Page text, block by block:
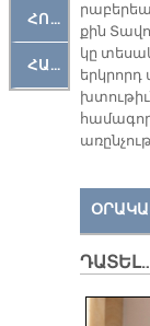
ՀՈԳԵՄՏԱՒՈՐ
ՀԱՐԹԱԿ
քին
կը
երկ­րորդ